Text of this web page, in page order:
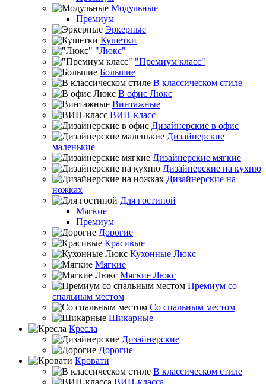
Модульные
Премиум
Эркерные
Кушетки
"Люкс"
"Премиум класс"
Большие
В классическом стиле
В офис Люкс
Винтажные
ВИП-класс
Дизайнерские в офис
Дизайнерские
маленькие
Дизайнерские мягкие
Дизайнерские на кухню
Дизайнерские на
ножках
Для гостиной
Мягкие
Премиум
Дорогие
Красивые
Кухонные Люкс
Мягкие
Мягкие Люкс
Премиум со
спальным местом
Со спальным местом
Шикарные
Кресла
Дизайнерские
Дорогие
Кровати
В классическом стиле
ВИП-класса